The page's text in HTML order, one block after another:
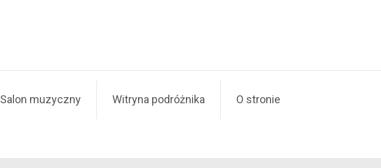
Salon muzyczny Witryna podróżnika O stronie